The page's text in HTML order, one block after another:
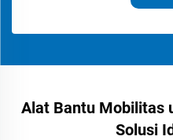
Alat Bantu Mobilitas
Solusi